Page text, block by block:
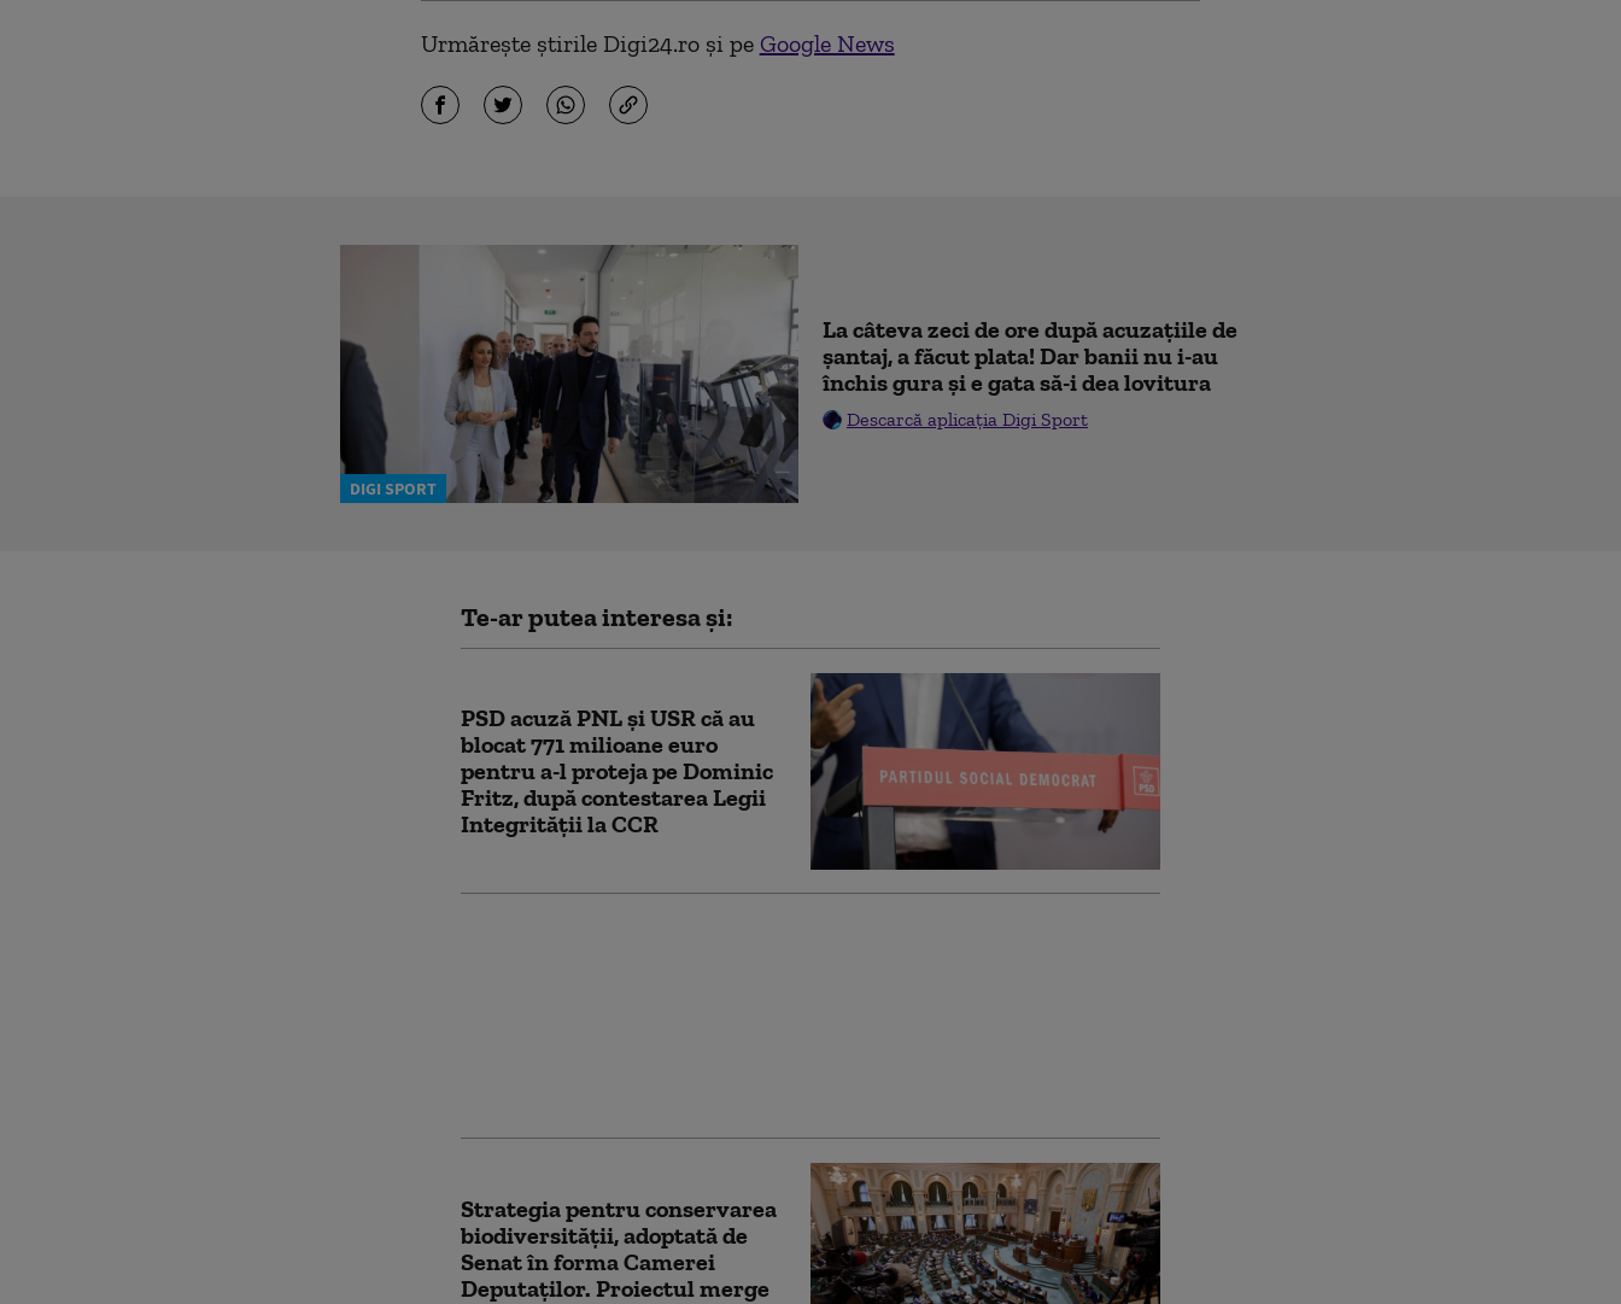
Urmărește știrile Digi24.ro și pe Google News
DIGI SPORT
La câteva zeci de ore după acuzațiile de
șantaj, a făcut plata! Dar banii nu i-au
închis gura și e gata să-i dea lovitura
Descarcă aplicația Digi Sport
Te-ar putea interesa și:
PSD acuză PNL şi USR că au
blocat 771 milioane euro
pentru a-l proteja pe Dominic
Fritz, după contestarea Legii
Integrității la CCR
Strategia pentru conservarea
biodiversității, adoptată de
Senat în forma Camerei
Deputaților. Proiectul merge